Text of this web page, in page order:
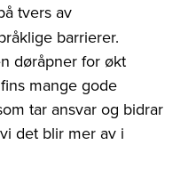
tvers av
barrierer.
døråpner for økt
mange gode
tar ansvar og bidrar
det blir mer av i